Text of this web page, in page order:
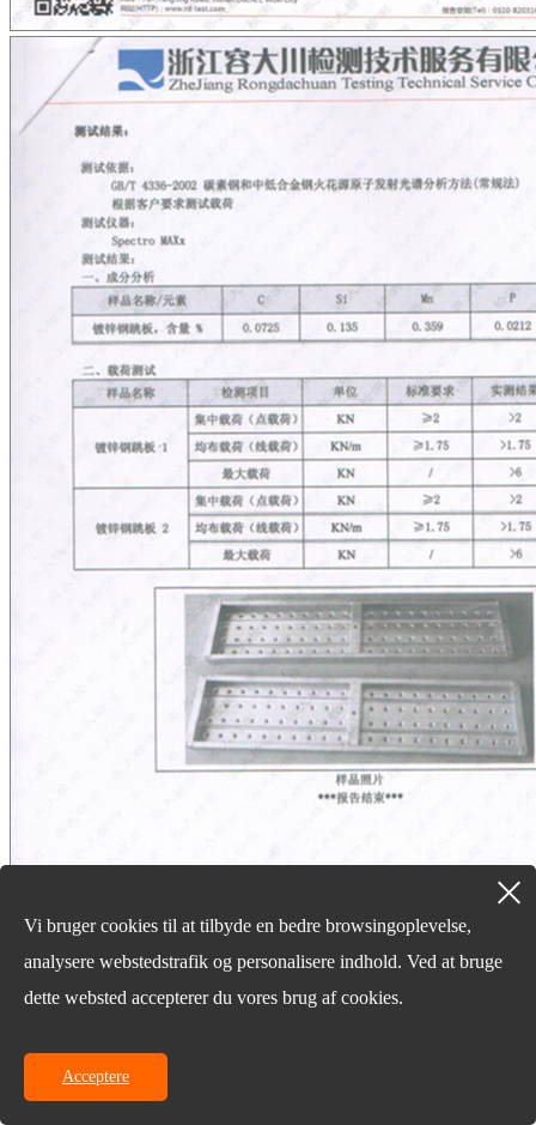
Vi bruger cookies til at tilbyde en bedre browsingoplevelse,
analysere webstedstrafik og personalisere indhold. Ved at bruge
dette websted accepterer du vores brug af cookies.
Acceptere